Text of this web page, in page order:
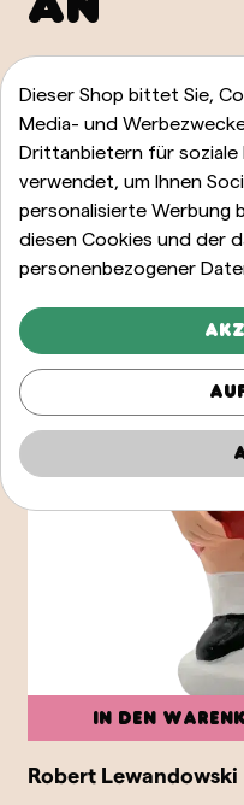
In den
Robert Lewandowski
Dieser Shop bittet Sie,
Media- und
Drittanbietern für soziale
verwendet, um Ihnen
personalisierte Werbung
diesen Cookies und der
personenbezogener